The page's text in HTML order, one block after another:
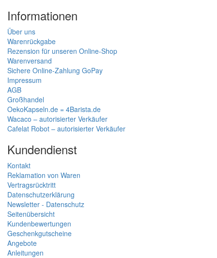
Informationen
Über uns
Warenrückgabe
Rezension für unseren Online-Shop
Warenversand
Sichere Online-Zahlung GoPay
Impressum
AGB
Großhandel
OekoKapseln.de = 4Barista.de
Wacaco – autorisierter Verkäufer
Cafelat Robot – autorisierter Verkäufer
Kundendienst
Kontakt
Reklamation von Waren
Vertragsrücktritt
Datenschutzerklärung
Newsletter - Datenschutz
Seitenübersicht
Kundenbewertungen
Geschenkgutscheine
Angebote
Anleitungen